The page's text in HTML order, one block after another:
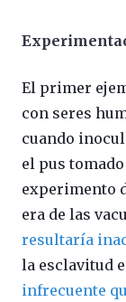
El primer
con seres
cuando
el pus
experimento
era de las
resultaría
la esclavitud
infrecuente